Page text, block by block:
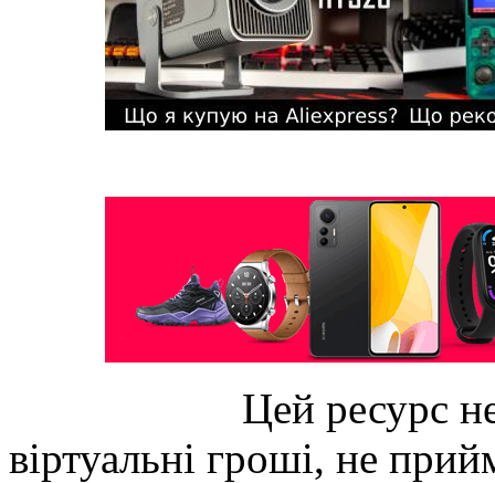
Цей ресурс
віртуальні гроші, не